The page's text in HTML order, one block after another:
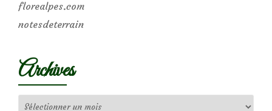
florealpes.com
notesdeterrain
Archives